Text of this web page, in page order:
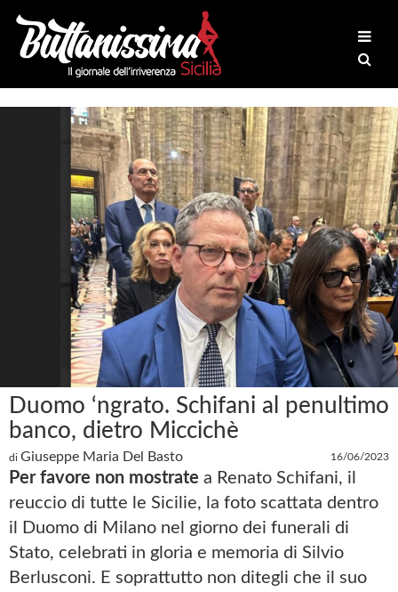
Duomo ‘ngrato. Schifani al penultimo
banco, dietro Miccichè
di Giuseppe Maria Del Basto 16/06/2023
Per favore non mostrate a Renato Schifani, il
reuccio di tutte le Sicilie, la foto scattata dentro
il Duomo di Milano nel giorno dei funerali di
Stato, celebrati in gloria e memoria di Silvio
Berlusconi. E soprattutto non ditegli che il suo